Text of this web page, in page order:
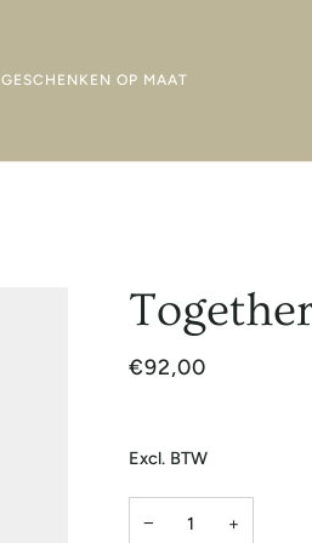
GESCHENKEN OP MAAT
€92,00
Excl. BTW
− +